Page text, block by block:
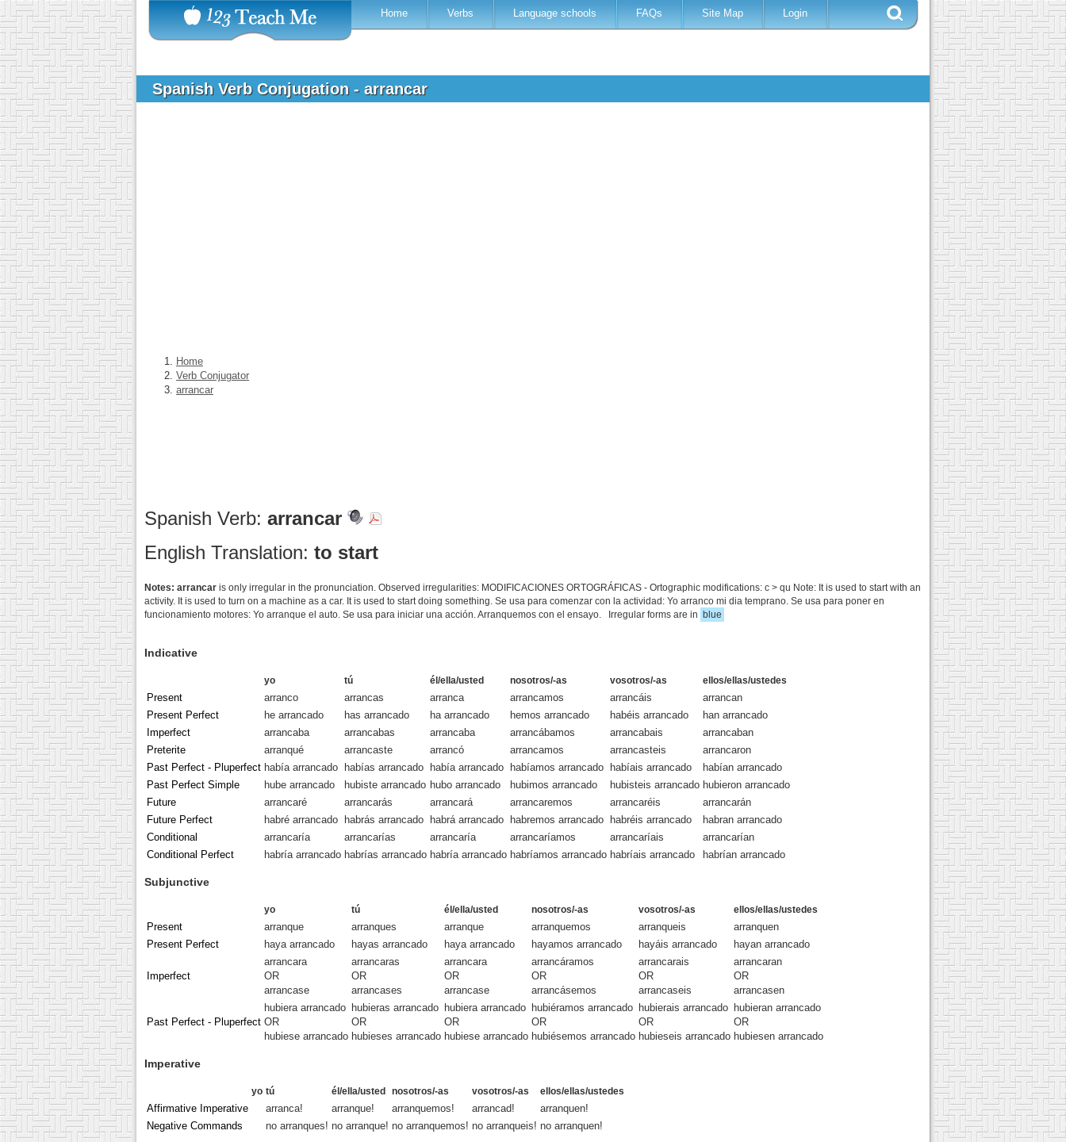
Home Verbs Language schools FAQs Site Map Login
Spanish Verb Conjugation - arrancar
Home
Verb Conjugator
arrancar
Spanish Verb: arrancar
English Translation: to start
Notes: arrancar is only irregular in the pronunciation. Observed irregularities: MODIFICACIONES ORTOGRÁFICAS - Ortographic modifications: c > qu Note: It is used to start with an
activity. It is used to turn on a machine as a car. It is used to start doing something. Se usa para comenzar con la actividad: Yo arranco mi dia temprano. Se usa para poner en
funcionamiento motores: Yo arranque el auto. Se usa para iniciar una acción. Arranquemos con el ensayo. Irregular forms are in blue
Indicative
yo tú él/ella/usted nosotros/-as vosotros/-as ellos/ellas/ustedes
Present arranco arrancas arranca arrancamos arrancáis
arrancan
Present Perfect
he arrancado has arrancado ha arrancado hemos arrancado habéis arrancado
han arrancado
Imperfect
arrancaba arrancabas arrancaba arrancábamos arrancabais
arrancaban
Preterite
arranqué arrancaste arrancó arrancamos arrancasteis
arrancaron
Past Perfect - Pluperfect había arrancado habías arrancado había arrancado habíamos arrancado habíais arrancado
habían arrancado
Past Perfect Simple
hube arrancado hubiste arrancado hubo arrancado hubimos arrancado hubisteis arrancado hubieron arrancado
Future
arrancaré arrancarás arrancará arrancaremos arrancaréis
arrancarán
Future Perfect
habré arrancado habrás arrancado habrá arrancado habremos arrancado habréis arrancado
habran arrancado
Conditional
arrancaría arrancarías arrancaría arrancaríamos arrancaríais
arrancarían
Conditional Perfect
habría arrancado habrías arrancado habría arrancado habríamos arrancado habríais arrancado habrían arrancado
Subjunctive
yo tú él/ella/usted nosotros/-as vosotros/-as ellos/ellas/ustedes
Present arranque arranques arranque arranquemos arranqueis
arranquen
Present Perfect
haya arrancado hayas arrancado haya arrancado hayamos arrancado hayáis arrancado hayan arrancado
Imperfect
arrancara
OR
arrancase
arrancaras
OR
arrancases
arrancara
OR
arrancase
arrancáramos
OR
arrancásemos
arrancarais
OR
arrancaseis
arrancaran
OR
arrancasen
Past Perfect - Pluperfect
hubiera arrancado
OR
hubiese arrancado
hubieras arrancado
OR
hubieses arrancado
hubiera arrancado
OR
hubiese arrancado
hubiéramos arrancado
OR
hubiésemos arrancado
hubierais arrancado
OR
hubieseis arrancado
hubieran arrancado
OR
hubiesen arrancado
Imperative
yo tú él/ella/usted nosotros/-as vosotros/-as ellos/ellas/ustedes
Affirmative Imperative arranca! arranque! arranquemos! arrancad!
arranquen!
Negative Commands
no arranques! no arranque! no arranquemos! no arranqueis! no arranquen!